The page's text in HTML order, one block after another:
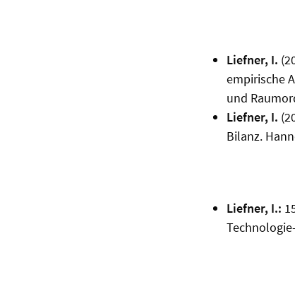
Liefner, I.
empirische
und
Liefner, I.
Bilanz.
Liefner, I.: